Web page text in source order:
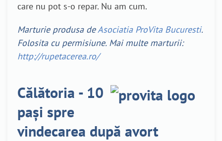
care nu pot s-o repar. Nu am cum.
Marturie produsa deAsociatia ProVita Bucuresti.
Folosita cu permisiune. Mai multe marturii:
http://rupetacerea.ro/
Călătoria - 10
pași spre
vindecarea după avort